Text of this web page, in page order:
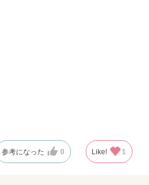
参考になった 0 Like! 1